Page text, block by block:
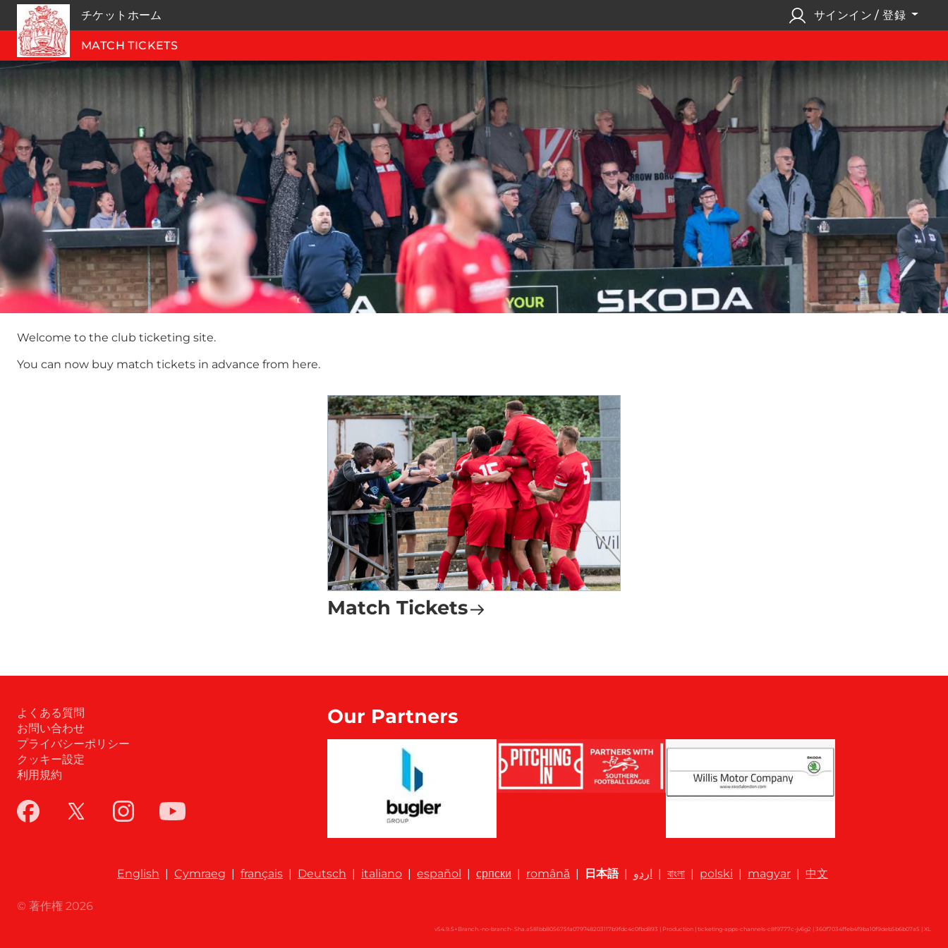
チケットホーム サインイン / 登録
MATCH TICKETS
Welcome to the club ticketing site.
You can now buy match tickets in advance from here.
Match Tickets
よくある質問
お問い合わせ
プライバシーポリシー
クッキー設定
利用規約
Our Partners
English | Cymraeg | français | Deutsch | italiano | español | српски | română | 日本語| اردو | বাংলা | polski | magyar | 中文
© 著作権 2026
v54.9.5+Branch.-no-branch-.Sha.a581bb805675fa079748203117b9fdc4c0fbd893 | Production | ticketing-apps-channels-c8f9777c-jv6g2 | 360f7034ffeb4f9ba10f9deb5b6b07a5 | XL